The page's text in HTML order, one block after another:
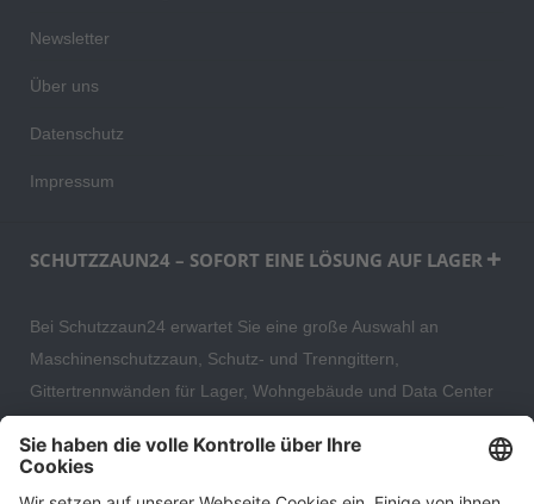
Newsletter
Über uns
Datenschutz
Impressum
SCHUTZZAUN24 – SOFORT EINE LÖSUNG AUF LAGER
Bei Schutzzaun24 erwartet Sie eine große Auswahl an
Maschinenschutzzaun, Schutz- und Trenngittern,
Gittertrennwänden für Lager, Wohngebäude und Data Center
hochwertige Gartenzäune und Zaunsysteme für die sichere